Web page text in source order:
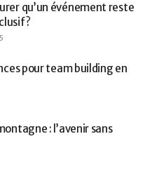
qu’un événement reste
?
pour team building en
: l’avenir sans